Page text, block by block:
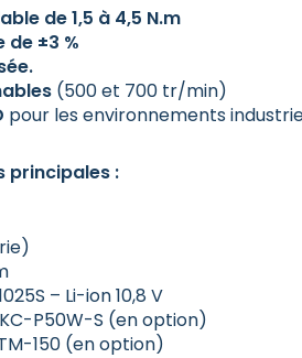
de 1,5 à 4,5 N.m
±3 %
(500 et 700 tr/min)
pour les environnements
principales :
– Li-ion 10,8 V
P50W-S (en option)
150 (en option)